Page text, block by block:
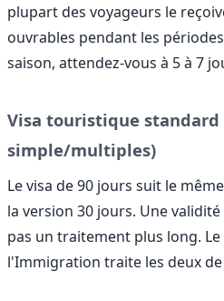
plupart des voyageurs le
ouvrables pendant les
saison, attendez-vous à 5 à 7
Visa touristique standard
simple/multiples)
Le visa de 90 jours suit le
la version 30 jours. Une
pas un traitement plus long.
l'Immigration traite les deux